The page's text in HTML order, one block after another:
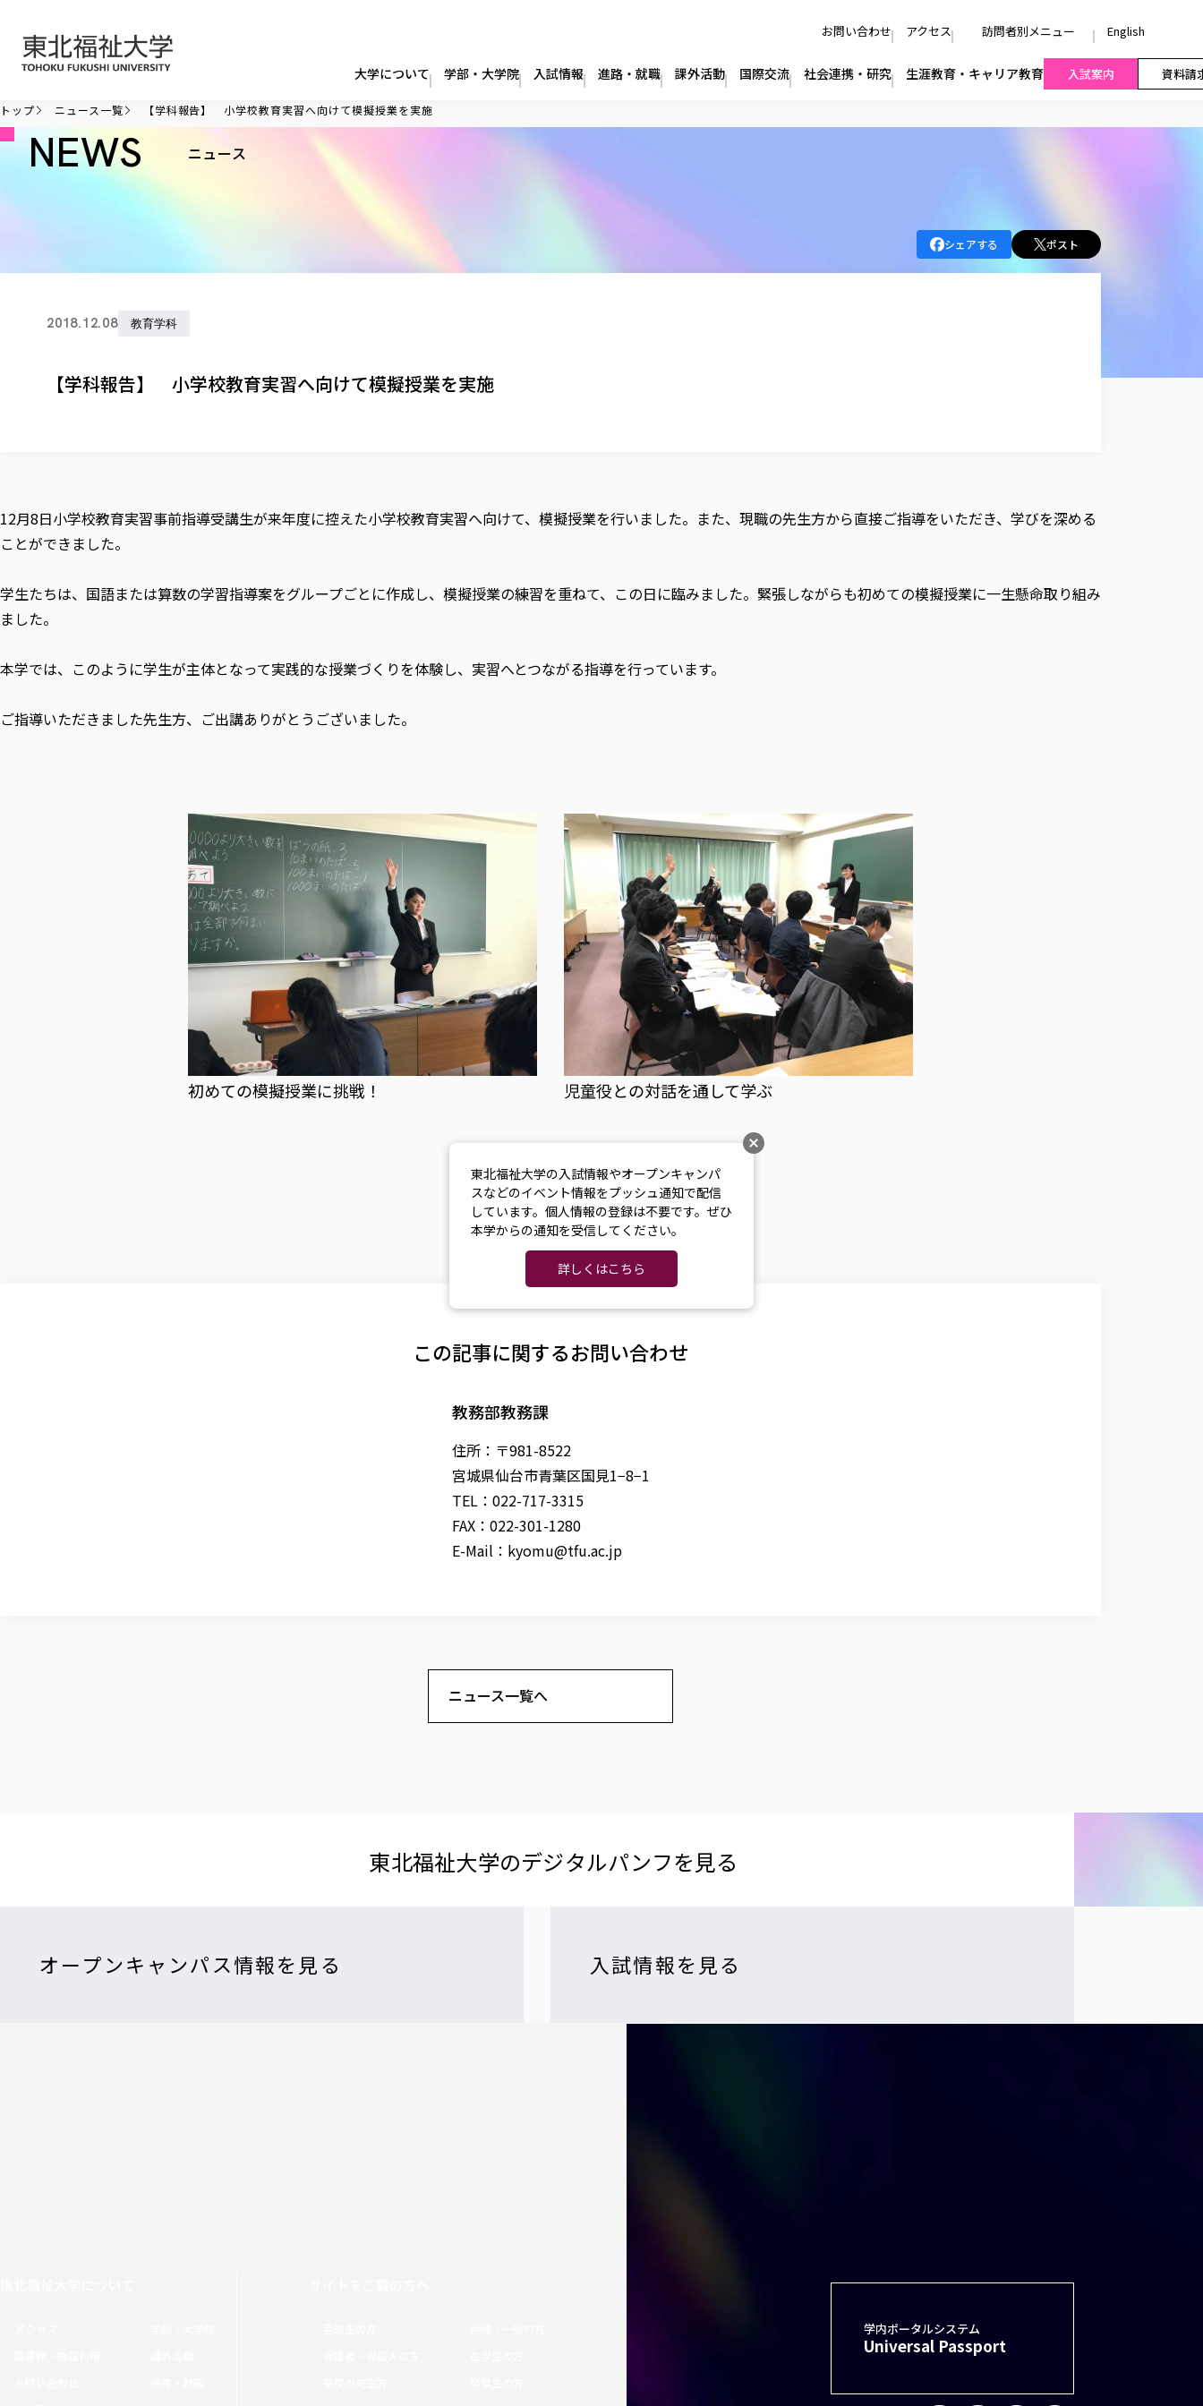
お問い合わせ アクセス 訪問者別メニュー English
大学について 学部・大学院 入試情報 進路・就職 課外活動 国際交流 社会連携・研究 生涯教育・キャリア教育 入試案内 資料請
トップ ニュース一覧 【学科報告】 小学校教育実習へ向けて模擬授業を実施
NEWS ニュース
シェアする ポスト
2018.12.08 教育学科
【学科報告】 小学校教育実習へ向けて模擬授業を実施
12月8日小学校教育実習事前指導受講生が来年度に控えた小学校教育実習へ向けて、模擬授業を行いました。また、現職の先生方から直接ご指導をいただき、学びを深める
ことができました。
学生たちは、国語または算数の学習指導案をグループごとに作成し、模擬授業の練習を重ねて、この日に臨みました。緊張しながらも初めての模擬授業に一生懸命取り組み
ました。
本学では、このように学生が主体となって実践的な授業づくりを体験し、実習へとつながる指導を行っています。
ご指導いただきました先生方、ご出講ありがとうございました。
初めての模擬授業に挑戦！ 児童役との対話を通して学ぶ
この記事に関するお問い合わせ
教務部教務課
住所：〒981-8522
宮城県仙台市青葉区国見1−8−1
TEL：022-717-3315
FAX：022-301-1280
E-Mail： kyomu@tfu.ac.jp
ニュース一覧へ
東北福祉大学の​デジタルパンフを​見る​
オープンキャンパス情報を見る 入試情報を見る
学内ポータルシステム
Universal Passport
東北福祉大学の入試情報やオープンキャンパ
スなどのイベント情報をプッシュ通知で配信
しています。個人情報の登録は不要です。ぜひ
本学からの通知を受信してください。
詳しくはこちら